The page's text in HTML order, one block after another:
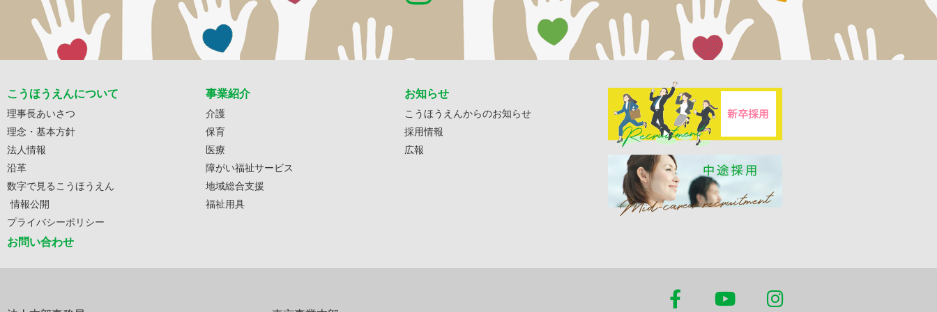
こうほうえんについて
理事長あいさつ
理念・基本方針
法人情報
沿革
数字で見るこうほうえん
情報公開
プライバシーポリシー
お問い合わせ
事業紹介
介護
保育
医療
障がい福祉サービス
地域総合支援
福祉用具
お知らせ
こうほうえんからのお知らせ
採用情報
広報